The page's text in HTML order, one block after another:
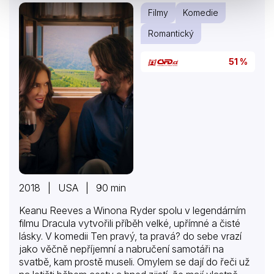
vůbec nevidí. Odhalí jej až jeho nový přítel a kolega
Max (Jacob Matschenz), který mu pak pomáhá,…
Filmy
Komedie
Romantický
51 %
2018 | USA | 90 min
Keanu Reeves a Winona Ryder spolu v legendárním
filmu Dracula vytvořili příběh velké, upřímné a čisté
lásky. V komedii Ten pravý, ta pravá? do sebe vrazí
jako věčně nepříjemní a nabručení samotáři na
svatbě, kam prostě museli. Omylem se dají do řeči už